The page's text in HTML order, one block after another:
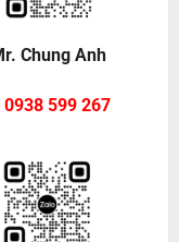
Chung Anh
0938 599 267